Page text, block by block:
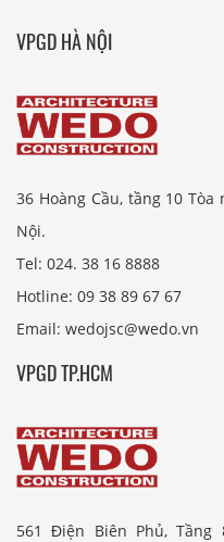
VPGD HÀ NỘI
36 Hoàng Cầu, tầng 10
Nội.
Tel: 024. 38 16 8888
Hotline: 09 38 89 67 67
Email: wedojsc@wedo.vn
VPGD TP.HCM
561 Điện Biên Phủ, Tầng